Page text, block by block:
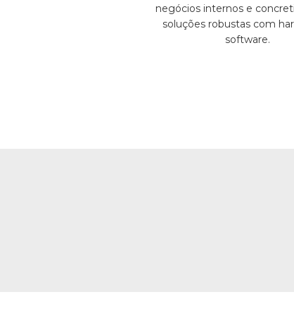
negócios internos e
soluções robustas com
software.